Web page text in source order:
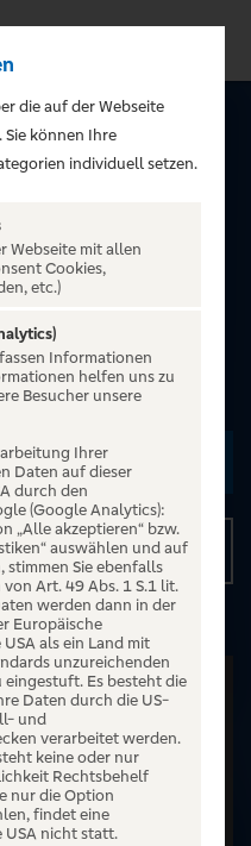
wuchsen auf, als
Ihre Welt war
best...
die auf der Webseite
können Ihre
individuell setzen.
Webseite mit allen
Cookies,
etc.)
Informationen
helfen uns zu
Besucher unsere
Ihrer
Daten auf dieser
durch den
(Google Analytics):
„Alle akzeptieren“ bzw.
auswählen und auf
stimmen Sie ebenfalls
Art. 49 Abs. 1 S.1 lit.
werden dann in der
Europäische
als ein Land mit
unzureichenden
Es besteht die
Daten durch die US-
und
verarbeitet werden.
keine oder nur
Rechtsbehelf
nur die Option
findet eine
nicht statt.